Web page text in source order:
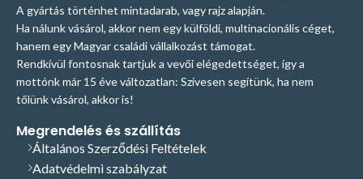
A gyártás történhet mintadarab, vagy rajz alapján.
Ha nálunk vásárol, akkor nem egy külföldi, multinacionális céget,
hanem egy Magyar családi vállalkozást támogat.
Rendkívül fontosnak tartjuk a vevői elégedettséget, így a
mottónk már 15 éve változatlan: Szívesen segítünk, ha nem
tőlünk vásárol, akkor is!
Megrendelés és szállítás
Általános Szerződési Feltételek
Adatvédelmi szabályzat